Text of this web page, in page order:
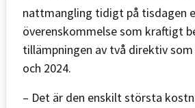
nattmangling tidigt på tisdagen
överenskommelse som kraftigt
tillämpningen av två direktiv som
och 2024.
– Det är den enskilt största